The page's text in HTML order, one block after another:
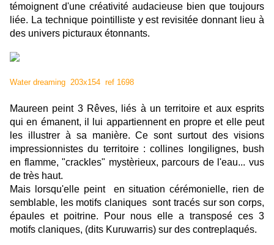
témoignent d'une créativité audacieuse bien que toujours
liée. La technique pointilliste y est revisitée donnant lieu à
des univers picturaux étonnants.
Water dreaming 203x154 ref 1698
Maureen peint 3 Rêves, liés à un territoire et aux esprits
qui en émanent, il lui appartiennent en propre et elle peut
les illustrer à sa manière. Ce sont surtout des visions
impressionnistes du territoire : collines longilignes, bush
en flamme, "crackles" mystèrieux, parcours de l'eau... vus
de très haut.
Mais lorsqu'elle peint en situation cérémonielle, rien de
semblable, les motifs claniques sont tracés sur son corps,
épaules et poitrine. Pour nous elle a transposé ces 3
motifs claniques, (dits Kuruwarris) sur des contreplaqués.